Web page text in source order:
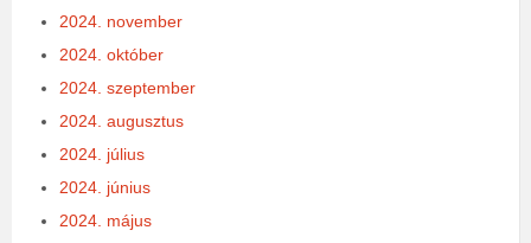
2024. november
2024. október
2024. szeptember
2024. augusztus
2024. július
2024. június
2024. május